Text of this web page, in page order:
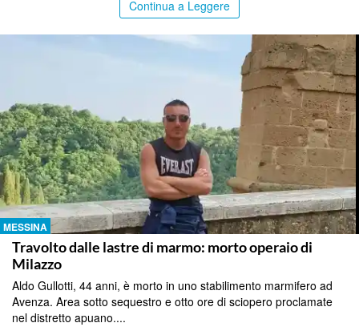
Continua a Leggere
MESSINA
Travolto dalle lastre di marmo: morto operaio di
Milazzo
Aldo Gullotti, 44 anni, è morto in uno stabilimento marmifero ad
Avenza. Area sotto sequestro e otto ore di sciopero proclamate
nel distretto apuano....